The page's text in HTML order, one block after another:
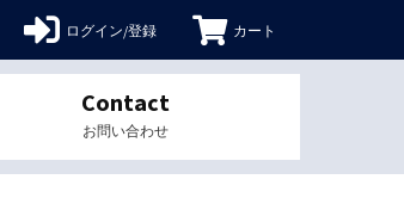
ログイン/登録 カート
Contact
お問い合わせ